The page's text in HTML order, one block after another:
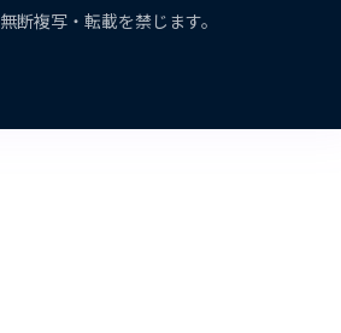
無断複写・転載を禁じます。